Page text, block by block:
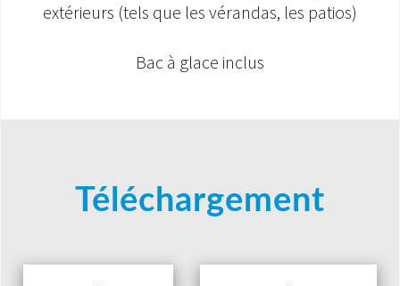
extérieurs (tels que les vérandas, les patios)
Bac à glace inclus
Téléchargement